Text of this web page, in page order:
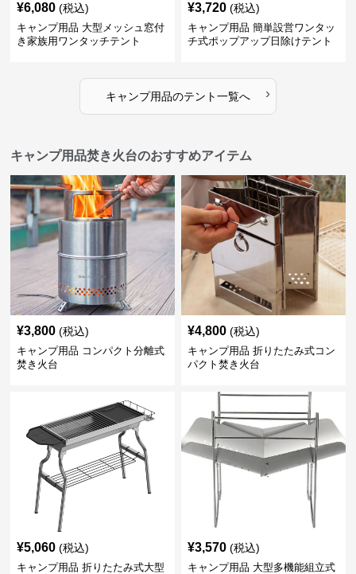
¥6,080 (税込)
キャンプ用品 大型メッシュ窓付
き家族用ワンタッチテント
¥3,720 (税込)
キャンプ用品 簡単設営ワンタッ
チ式ポップアップ日除けテント
キャンプ用品のテント一覧へ ›
キャンプ用品焚き火台のおすすめアイテム
¥3,800 (税込)
キャンプ用品 コンパクト分離式
焚き火台
¥4,800 (税込)
キャンプ用品 折りたたみ式コン
パクト焚き火台
¥5,060 (税込)
キャンプ用品 折りたたみ式大型
¥3,570 (税込)
キャンプ用品 大型多機能組立式